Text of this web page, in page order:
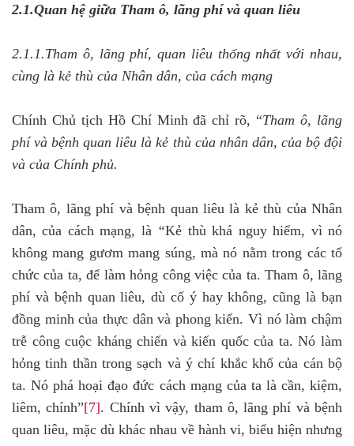
2.1.Quan hệ giữa Tham ô, lãng phí và quan liêu
2.1.1.Tham ô, lãng phí, quan liêu thống nhất với nhau,
cùng là kẻ thù của Nhân dân, của cách mạng
Chính Chủ tịch Hồ Chí Minh đã chỉ rõ, “Tham ô, lãng
phí và bệnh quan liêu là kẻ thù của nhân dân, của bộ đội
và của Chính phủ.
Tham ô, lãng phí và bệnh quan liêu là kẻ thù của Nhân
dân, của cách mạng, là “Kẻ thù khá nguy hiểm, vì nó
không mang gươm mang súng, mà nó nằm trong các tổ
chức của ta, để làm hỏng công việc của ta. Tham ô, lãng
phí và bệnh quan liêu, dù cố ý hay không, cũng là bạn
đồng minh của thực dân và phong kiến. Vì nó làm chậm
trễ công cuộc kháng chiến và kiến quốc của ta. Nó làm
hỏng tinh thần trong sạch và ý chí khắc khổ của cán bộ
ta. Nó phá hoại đạo đức cách mạng của ta là cần, kiệm,
liêm, chính”[7]. Chính vì vậy, tham ô, lãng phí và bệnh
quan liêu, mặc dù khác nhau về hành vi, biểu hiện nhưng